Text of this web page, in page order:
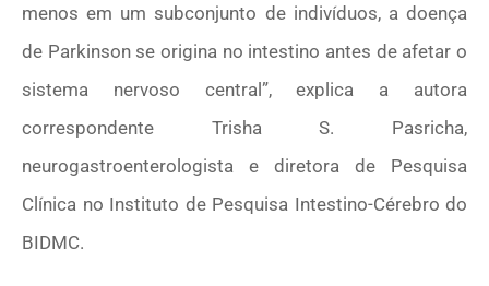
menos em um subconjunto de indivíduos, a doença
de Parkinson se origina no intestino antes de afetar o
sistema nervoso central”, explica a autora
correspondente Trisha S. Pasricha,
neurogastroenterologista e diretora de Pesquisa
Clínica no Instituto de Pesquisa Intestino-Cérebro do
BIDMC.